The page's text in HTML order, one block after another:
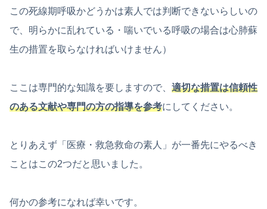
この死線期呼吸かどうかは素人では判断できないらしいの
で、明らかに乱れている・喘いでいる呼吸の場合は心肺蘇
生の措置を取らなければいけません）
ここは専門的な知識を要しますので、 適切な措置は信頼性
のある文献や専門の方の指導を参考にしてください。
とりあえず「医療・救急救命の素人」が一番先にやるべき
ことはこの2つだと思いました。
何かの参考になれば幸いです。